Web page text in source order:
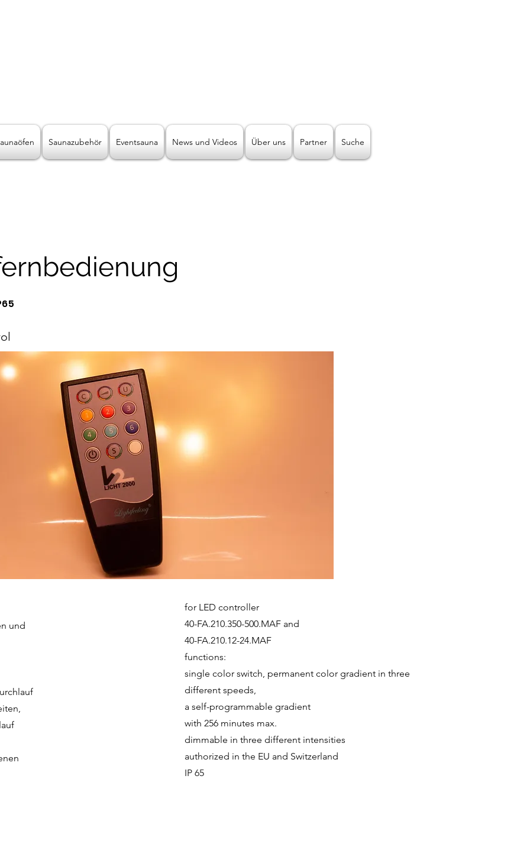
Saunazubehör Eventsauna News und Videos Über uns Partner Suche
und
for LED controller
40-FA.210.350-500.MAF and
40-FA.210.12-24.MAF
functions:
single color switch, permanent color gradient in three
different speeds,
a self-programmable gradient
with 256 minutes max.
dimmable in three different intensities
authorized in the EU and Switzerland
IP 65